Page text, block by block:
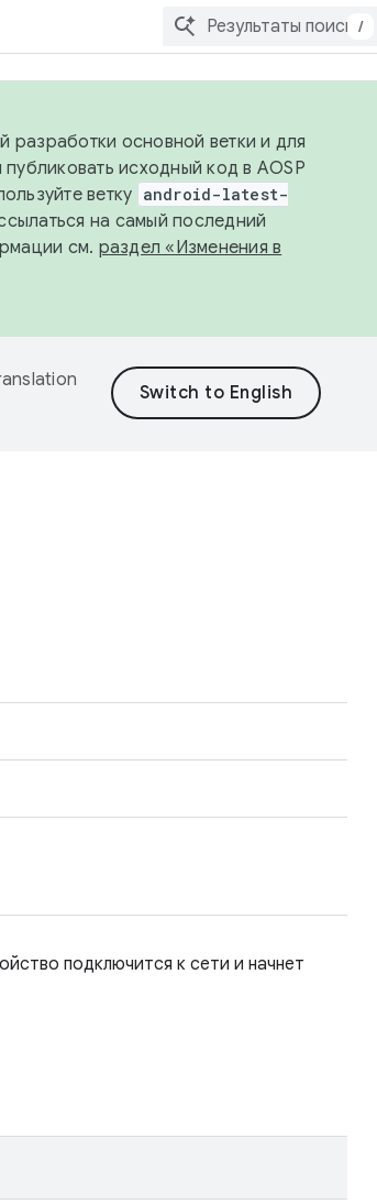
/
разработки основной ветки и для
исходный код в AOSP
ветку android-latest-
на самый последний
см. раздел «Изменения в
подключится к сети и начнет